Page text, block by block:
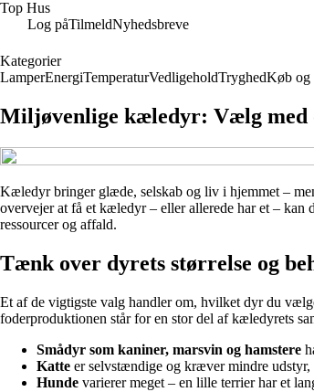
Top Hus
Log påTilmeldNyhedsbreve
Kategorier
LamperEnergiTemperaturVedligeholdTryghedKøb og
Miljøvenlige kæledyr: Vælg med
Kæledyr bringer glæde, selskab og liv i hjemmet –
overvejer at få et kæledyr – eller allerede har et –
ressourcer og affald.
Tænk over dyrets størrelse og
Et af de vigtigste valg handler om, hvilket dyr du
foderproduktionen står for en stor del af kæledyrets
Smådyr som kaniner, marsvin og hamstere
Katte er selvstændige og kræver mindre
Hunde varierer meget – en lille terrier har et